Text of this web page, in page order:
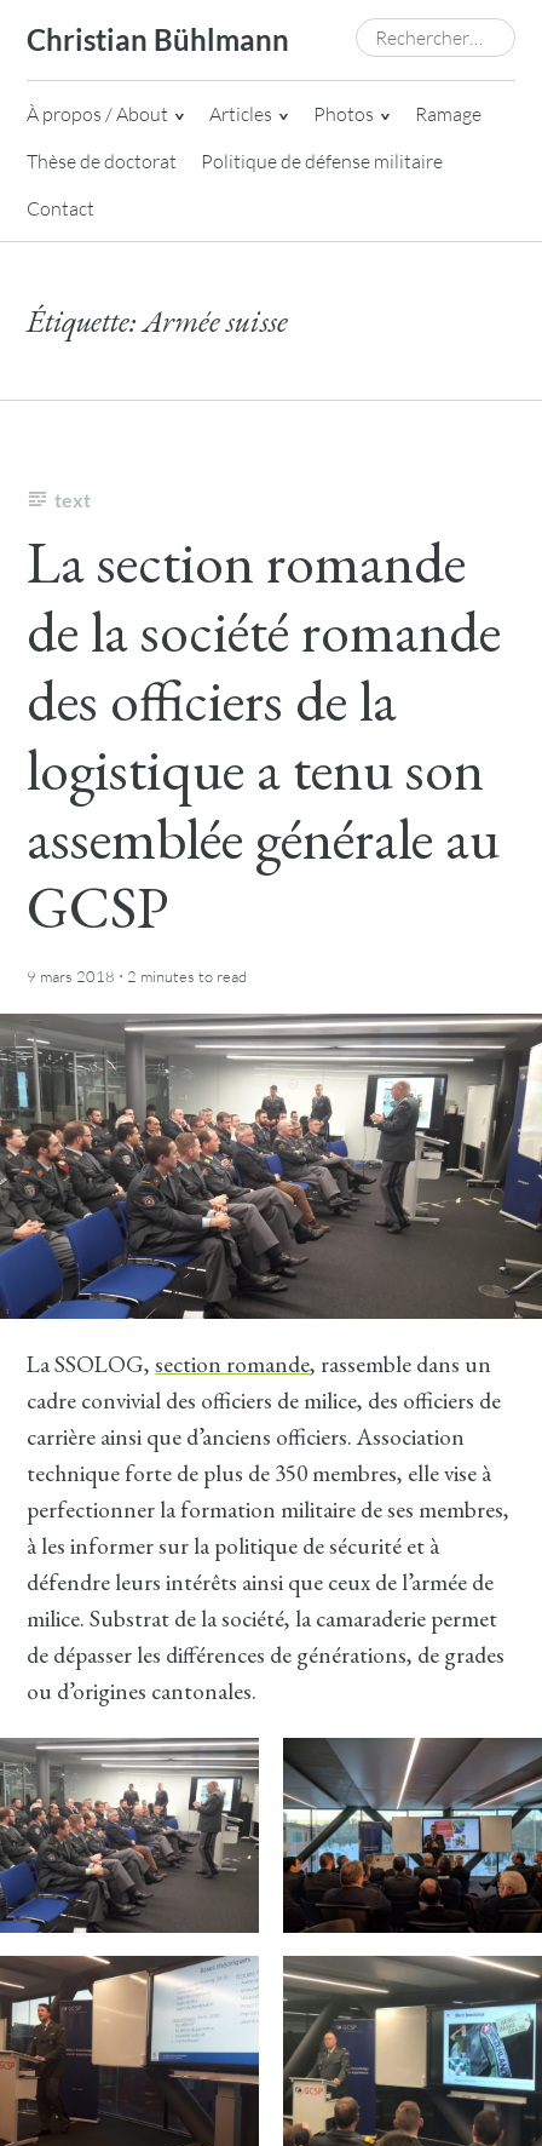
content
Christian Bühlmann Rechercher :
À propos / About Articles Photos
Ramage
Thèse de doctorat
Politique de défense militaire
Contact
Étiquette:Armée suisse
text
La section romande
de la société romande
des officiers de la
logistique a tenu son
assemblée générale au
GCSP
9 mars 2018 · 2 minutes to read
La SSOLOG,section romande, rassemble dans un
cadre convivial des officiers de milice, des officiers de
carrière ainsi que d’anciens officiers. Association
technique forte de plus de 350 membres, elle vise à
perfectionner la formation militaire de ses membres,
à les informer sur la politique de sécurité et à
défendre leurs intérêts ainsi que ceux de l’armée de
milice. Substrat de la société, la camaraderie permet
de dépasser les différences de générations, de grades
ou d’origines cantonales.